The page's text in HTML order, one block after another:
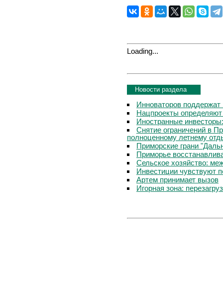
Loading...
Новости раздела
Инноваторов поддержат
Нацпроекты определяют
Иностранные
Снятие ограничений в
полноценному летнему
Приморские грани
Приморье
Сельское хозяйство:
Инвестиции чувствуют
Артем принимает вызов
Игорная зона: